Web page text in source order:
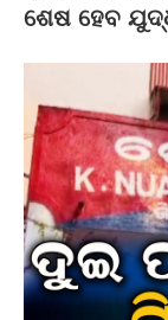
ଶେଷ ହେବ